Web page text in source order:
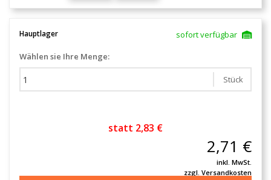
Hauptlager
sofort verfügbar
Wählen sie Ihre Menge:
Stück
statt 2,83 €
2,71 €
inkl. MwSt.
zzgl. Versandkosten